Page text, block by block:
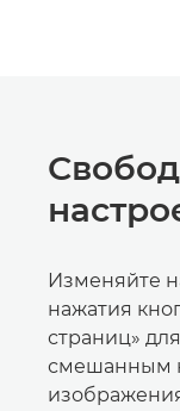
Изменяйте
нажатия
страниц»
смешанным